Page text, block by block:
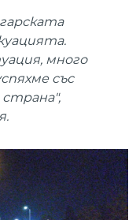
много
със